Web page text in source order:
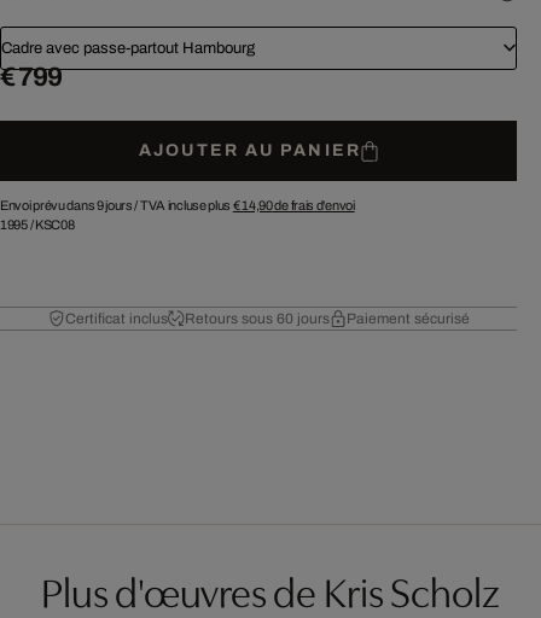
Cadre avec passe-partout Hambourg
€ 799
AJOUTER AU PANIER
Envoi prévu dans 9 jours /TVA incluse plus € 14,90de frais d'envoi
1995/KSC08
Certificat inclus Retours sous 60 jours Paiement sécurisé
Plus d'œuvres de Kris Scholz